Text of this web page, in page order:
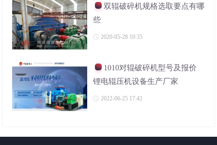
双辊破碎机规格选取要点有哪
些
2020-05-28 10:35
1010对辊破碎机型号及报价
锂电辊压机设备生产厂家
2022-06-25 17:42